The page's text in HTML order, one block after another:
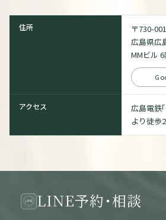
住所
〒730-
広島県広
MMビル
アクセス
広島電鉄
より徒歩
LINE予約・相談